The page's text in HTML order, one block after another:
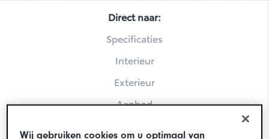
Yaris Cross
Direct naar:
Specificaties
Interieur
Exterieur
Aanbod
Wij gebruiken cookies om u optimaal van